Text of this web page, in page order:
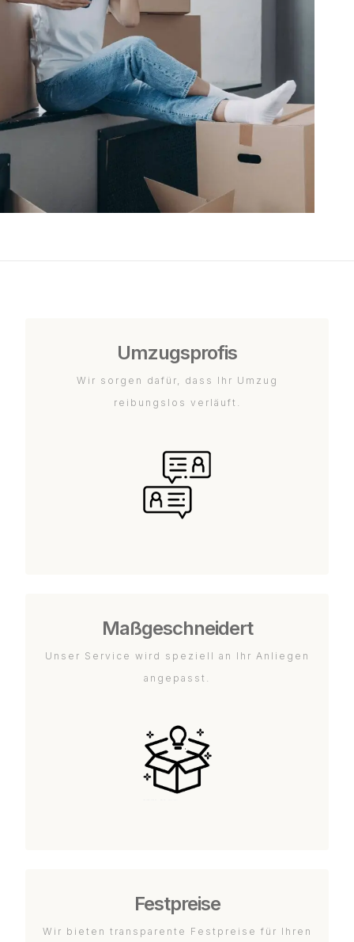
Umzugsprofis
Wir sorgen dafür, dass Ihr Umzug
reibungslos verläuft.
Maßgeschneidert
Unser Service wird speziell an Ihr Anliegen
angepasst.
Festpreise
Wir bieten transparente Festpreise für Ihren